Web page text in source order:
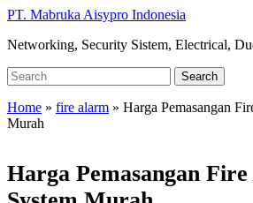
Skip
main
PT. Mabruka Aisypro Indonesia
Networking, Security Sistem, Electrical,
Search
for:
Search
Home » fire alarm » Harga Pemasangan
Murah
Harga Pemasangan